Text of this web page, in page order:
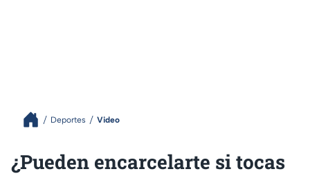
Deportes Video
¿Pueden encarcelarte si tocas